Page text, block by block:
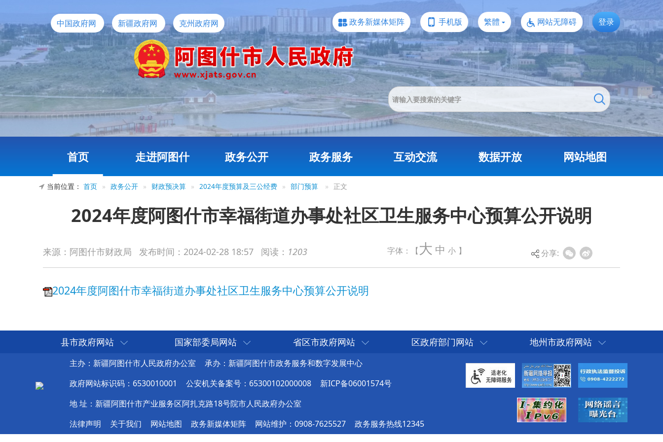
中国政府网 新疆政府网 克州政府网 政务新媒体矩阵 手机版 繁體 网站无障碍 登录
首页 走进阿图什 政务公开 政务服务 互动交流 数据开放 网站地图
当前位置： 首页 » 政务公开 » 财政预决算 » 2024年度预算及三公经费 » 部门预算 » 正文
2024年度阿图什市幸福街道办事处社区卫生服务中心预算公开说明
来源：阿图什市财政局 发布时间： 2024-02-28 18:57 阅读： 1203 字体：【大 中 小 】 分享:
县市政府网站 国家部委局网站 省区市政府网站 区政府部门网站 地州市政府网站
主办：新疆阿图什市人民政府办公室
承办：新疆阿图什市政务服务和数字发展中心
政府网站标识码：6530010001
公安机关备案号：65300102000008
新ICP备06001574号
地 址：新疆阿图什市产业服务区阿扎克路18号院市人民政府办公室
法律声明
关于我们 网站地图 政务新媒体矩阵 网站维护：0908-7625527 政务服务热线12345